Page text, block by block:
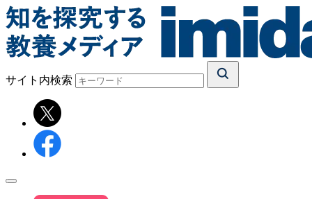
サイト内検索